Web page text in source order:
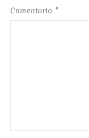
Comentario *